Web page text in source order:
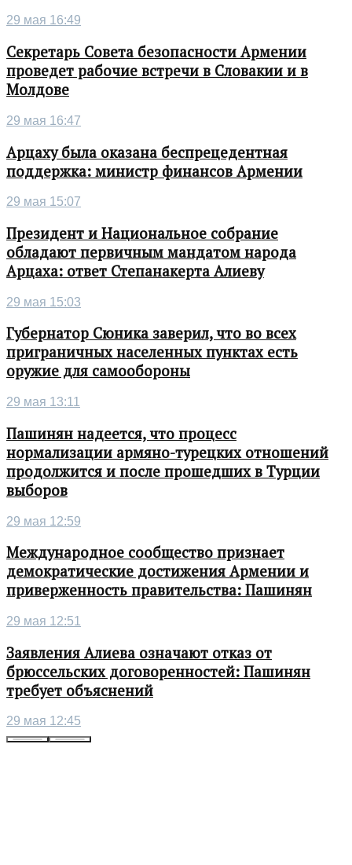
29 мая 16:49
Секретарь Совета безопасности Армении
проведет рабочие встречи в Словакии и в
Молдове
29 мая 16:47
Арцаху была оказана беспрецедентная
поддержка: министр финансов Армении
29 мая 15:07
Президент и Национальное собрание
обладают первичным мандатом народа
Арцаха: ответ Степанакерта Алиеву
29 мая 15:03
Губернатор Сюника заверил, что во всех
приграничных населенных пунктах есть
оружие для самообороны
29 мая 13:11
Пашинян надеется, что процесс
нормализации армяно-турецких отношений
продолжится и после прошедших в Турции
выборов
29 мая 12:59
Международное сообщество признает
демократические достижения Армении и
приверженность правительства: Пашинян
29 мая 12:51
Заявления Алиева означают отказ от
брюссельских договоренностей: Пашинян
требует объяснений
29 мая 12:45